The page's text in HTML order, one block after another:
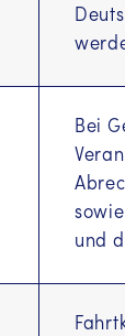
Türkçe
Agahî
Bei
und